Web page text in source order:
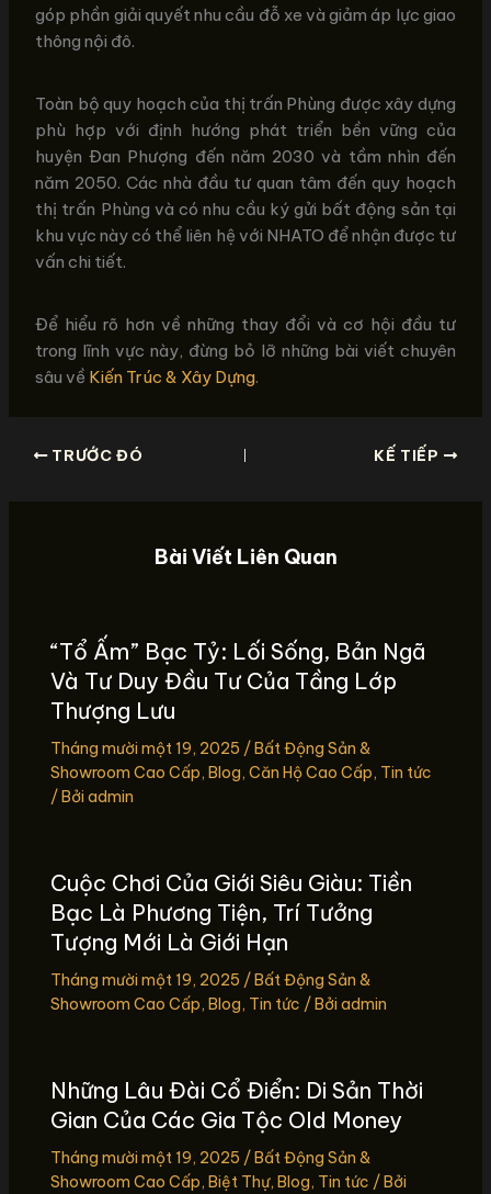
góp phần giải quyết nhu cầu đỗ xe và giảm áp lực giao
thông nội đô.
Toàn bộ quy hoạch của thị trấn Phùng được xây dựng
phù hợp với định hướng phát triển bền vững của
huyện Đan Phượng đến năm 2030 và tầm nhìn đến
năm 2050. Các nhà đầu tư quan tâm đến quy hoạch
thị trấn Phùng và có nhu cầu ký gửi bất động sản tại
khu vực này có thể liên hệ với NHATO để nhận được tư
vấn chi tiết.
Để hiểu rõ hơn về những thay đổi và cơ hội đầu tư
trong lĩnh vực này, đừng bỏ lỡ những bài viết chuyên
sâu về Kiến Trúc & Xây Dựng.
TRƯỚC ĐÓ KẾ TIẾP
Bài Viết Liên Quan
“Tổ Ấm” Bạc Tỷ: Lối Sống, Bản Ngã
Và Tư Duy Đầu Tư Của Tầng Lớp
Thượng Lưu
Tháng mười một 19, 2025 /Bất Động Sản &
Showroom Cao Cấp, Blog, Căn Hộ Cao Cấp, Tin tức
/ Bởi admin
Cuộc Chơi Của Giới Siêu Giàu: Tiền
Bạc Là Phương Tiện, Trí Tưởng
Tượng Mới Là Giới Hạn
Tháng mười một 19, 2025 /Bất Động Sản &
Showroom Cao Cấp, Blog, Tin tức / Bởi admin
Những Lâu Đài Cổ Điển: Di Sản Thời
Gian Của Các Gia Tộc Old Money
Tháng mười một 19, 2025 /Bất Động Sản &
Showroom Cao Cấp, Biệt Thự, Blog, Tin tức / Bởi